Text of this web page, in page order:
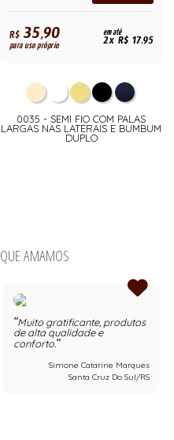
R$35,90
para uso próprio
em até
2x R$ 17,95
0035 - SEMI FIO COM PALAS
LARGAS NAS LATERAIS E BUMBUM
DUPLO
AMAMOS
Muito gratificante, produtos
de alta qualidade e
conforto.
Simone Catarine Marques
Santa Cruz Do Sul/RS